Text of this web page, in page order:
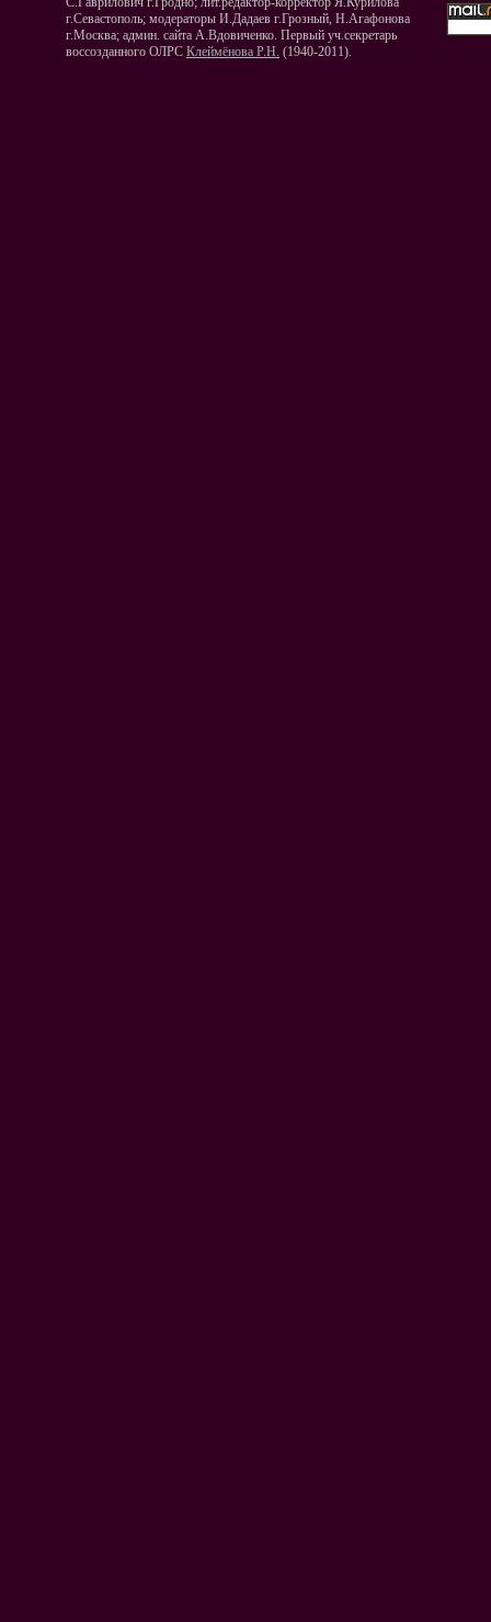
г.Севастополь; модераторы И.Дадаев г.Грозный, Н.Агафонова
г.Москва; админ. сайта А.Вдовиченко. Первый уч.секретарь
воссозданного ОЛРС Клеймёнова Р.Н. (1940-2011).